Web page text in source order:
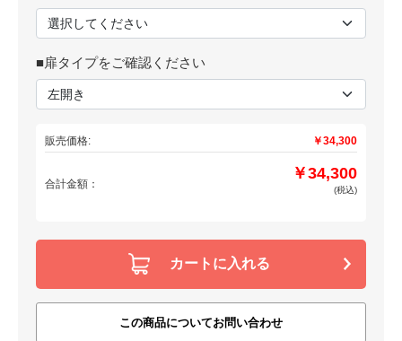
■扉タイプをご確認ください
販売価格: ￥34,300
合計金額：
￥34,300
(税込)
カートに入れる
この商品についてお問い合わせ